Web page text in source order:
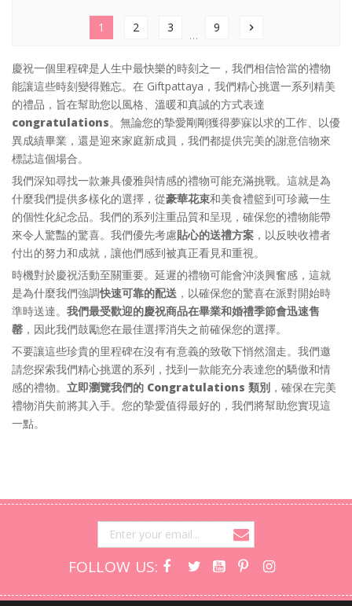
1 2 3
…
9 chevron_right
慶祝一個里程碑是人生中最快樂的時刻之一，我們相信恰當的禮物
能讓這些時刻變得難忘。在 Giftpattaya，我們精心挑選一系列精美
的禮品，旨在幫助您以風格、溫暖和真誠的方式表達
congratulations。無論您的摯愛剛剛獲得夢寐以求的工作、以優
異成績畢業，還是迎來家庭新成員，我們都提供完美的謝意信物來
標誌這個場合。
我們深知尋找一款兼具優雅與情感的禮物可能充滿挑戰。這就是為
什麼我們提供多樣化的選擇，從豪華花束和美食禮籃到可珍藏一生
的個性化紀念品。我們的系列注重品質和呈現，確保您的禮物能帶
來令人驚豔的驚喜。我們優先考慮貼心的送禮方案 ，以反映收禮者
付出的努力和成就，讓他們感到被真正看見和重視。
時機對於慶祝活動至關重要。延遲的禮物可能會沖淡興奮感，這就
是為什麼我們強調快速可靠的配送 ，以確保您的驚喜在派對開始時
準時送達。 我們最受歡迎的慶祝商品在畢業和婚禮季節會迅速售
罄 ，因此我們鼓勵您在最佳選擇消失之前確保您的選擇。
不要讓這些珍貴的里程碑在沒有有意義的致敬下悄然溜走。我們邀
請您探索我們精心挑選的系列，找到一款能充分表達您的驕傲和情
感的禮物。 立即瀏覽我們的 Congratulations 類別 ，確保在完美
禮物消失前將其入手。您的摯愛值得最好的，我們將幫助您實現這
一點。
FOLLOW US: